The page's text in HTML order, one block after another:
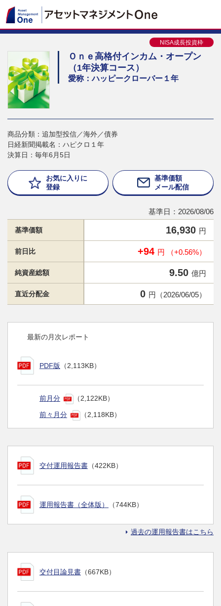
NISA成長投資枠
Ｏｎｅ高格付インカム・オープン
（1年決算コース）
愛称：ハッピークローバー１年
商品分類：追加型投信／海外／債券
日経新聞掲載名：ハピクロ１年
決算日：毎年6月5日
お気に入りに
登録
基準価額
メール配信
基準日：2026/08/06
基準価額 16,930 円
前日比 +94 円 （+0.56%）
純資産総額 9.50 億円
直近分配金 0 円（2026/06/05）
最新の月次レポート
PDF版 （2,113KB）
前月分 （2,122KB）
前々月分 （2,118KB）
交付運用報告書 （422KB）
運用報告書（全体版） （744KB）
過去の運用報告書はこちら
交付目論見書 （667KB）